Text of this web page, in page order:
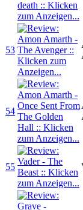
53
54
55